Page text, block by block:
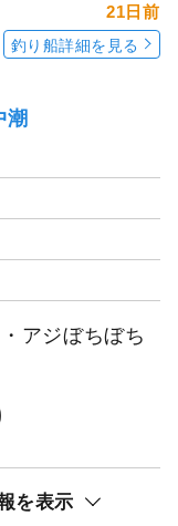
21日前
釣り船詳細を見る
潮
アジぼちぼち
を表示